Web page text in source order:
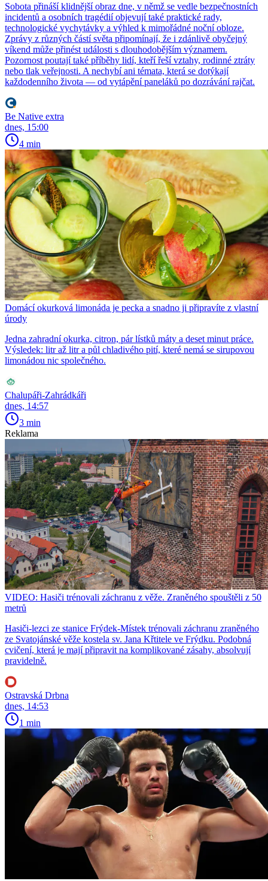
Sobota přináší klidnější obraz dne, v němž se vedle bezpečnostních
incidentů a osobních tragédií objevují také praktické rady,
technologické vychytávky a výhled k mimořádné noční obloze.
Zprávy z různých částí světa připomínají, že i zdánlivě obyčejný
víkend může přinést události s dlouhodobějším významem.
Pozornost poutají také příběhy lidí, kteří řeší vztahy, rodinné ztráty
nebo tlak veřejnosti. A nechybí ani témata, která se dotýkají
každodenního života — od vytápění paneláků po dozrávání rajčat.
Be Native extra
dnes, 15:00
4 min
Domácí okurková limonáda je pecka a snadno ji připravíte z vlastní
úrody
Jedna zahradní okurka, citron, pár lístků máty a deset minut práce.
Výsledek: litr až litr a půl chladivého pití, které nemá se sirupovou
limonádou nic společného.
Chalupáři-Zahrádkáři
dnes, 14:57
3 min
Reklama
VIDEO: Hasiči trénovali záchranu z věže. Zraněného spouštěli z 50
metrů
Hasiči-lezci ze stanice Frýdek-Místek trénovali záchranu zraněného
ze Svatojánské věže kostela sv. Jana Křtitele ve Frýdku. Podobná
cvičení, která je mají připravit na komplikované zásahy, absolvují
pravidelně.
Ostravská Drbna
dnes, 14:53
1 min